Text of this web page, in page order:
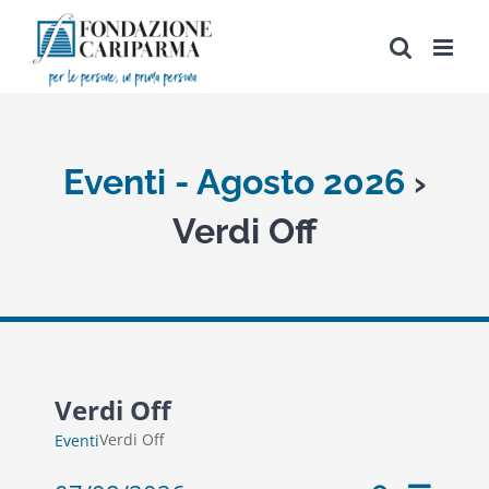
contenuto
Eventi - Agosto 2026 ›
Verdi Off
Verdi Off
EventiVerdi Off